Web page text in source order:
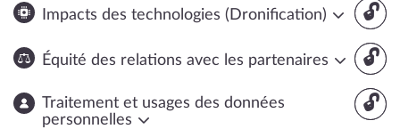
🔓
Impacts des technologies (Dronification)
🔓
Équité des relations avec les partenaires
🔓
Traitement et usages des données
personnelles